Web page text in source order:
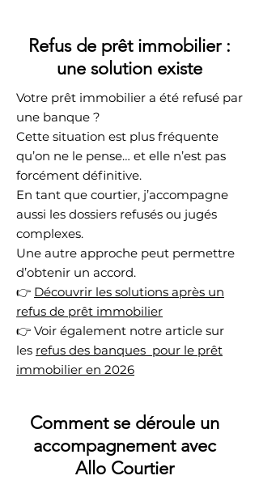
Refus de prêt immobilier :
une solution existe
Votre prêt immobilier a été refusé par
une banque ?
Cette situation est plus fréquente
qu’on ne le pense… et elle n’est pas
forcément définitive.
En tant que courtier, j’accompagne
aussi les dossiers refusés ou jugés
complexes.
Une autre approche peut permettre
d’obtenir un accord.
👉 Découvrir les solutions après un
refus de prêt immobilier
👉 Voir également notre article sur
les refus des banques pour le prêt
immobilier en 2026
Comment se déroule un
accompagnement avec
Allo Courtier